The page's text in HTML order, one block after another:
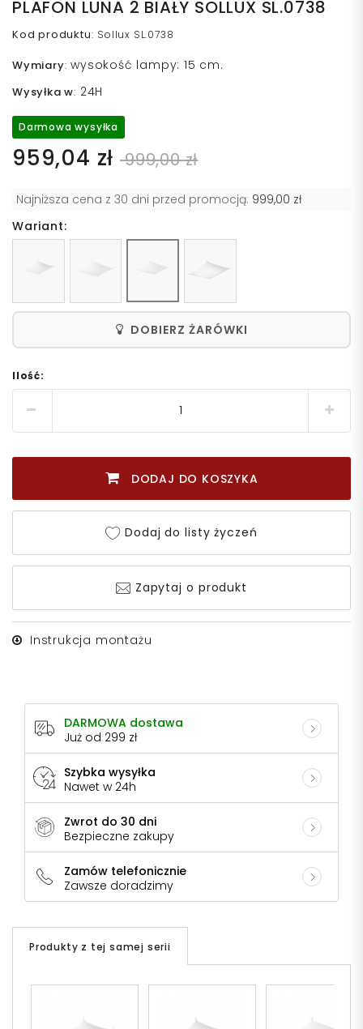
PLAFON LUNA 2 BIAŁY SOLLUX SL.0738
Kod produktu: Sollux SL.0738
Wymiary: wysokość lampy: 15 cm.
Wysyłka w: 24H
Darmowa wysyłka
959,04 zł 999,00 zł
Najniższa cena z 30 dni przed promocją: 999,00 zł
Wariant:
DOBIERZ ŻARÓWKI
Ilość:
DODAJ DO KOSZYKA
Dodaj do listy życzeń
Zapytaj o produkt
Instrukcja montażu
DARMOWA dostawa
Już od 299 zł
Szybka wysyłka
Nawet w 24h
Zwrot do 30 dni
Bezpieczne zakupy
Zamów telefonicznie
Zawsze doradzimy
Produkty z tej samej serii